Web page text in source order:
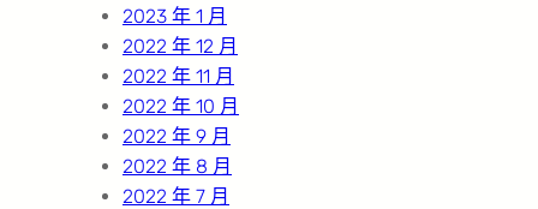
2023 年 1 月
2022 年 12 月
2022 年 11 月
2022 年 10 月
2022 年 9 月
2022 年 8 月
2022 年 7 月